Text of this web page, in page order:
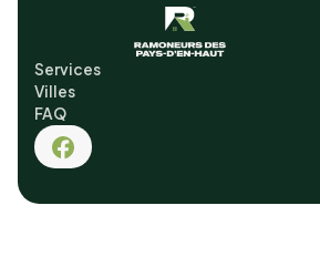
Services
Villes
FAQ